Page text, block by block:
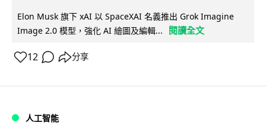
Elon Musk 旗下 xAI 以 SpaceXAI 名義推出 Grok Imagine
Image 2.0 模型，強化 AI 繪圖及編輯...
閱讀全文
12 分享
人工智能